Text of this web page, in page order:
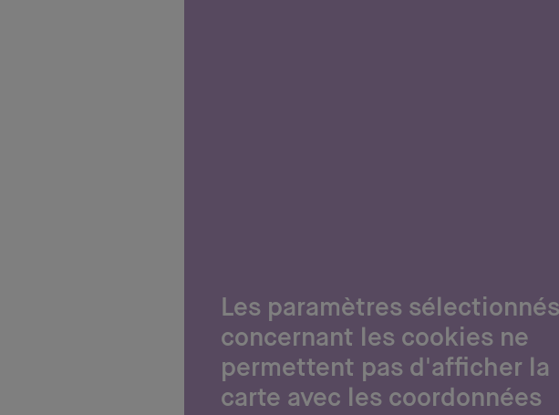
Les paramètres sélectionnés
concernant les cookies ne
permettent pas d'afficher la
carte avec les coordonnées